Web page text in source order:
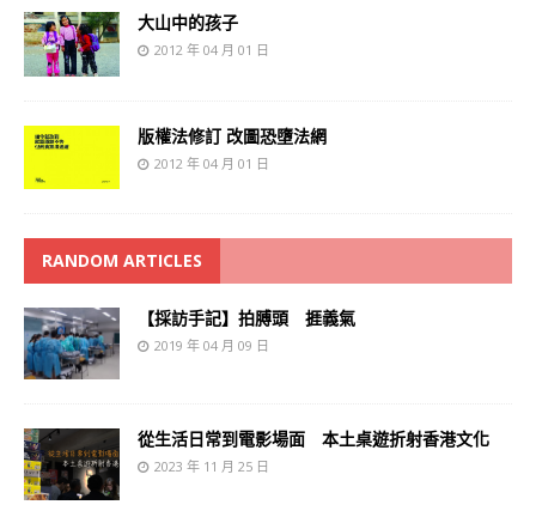
大山中的孩子
2012 年 04 月 01 日
版權法修訂 改圖恐墮法網
2012 年 04 月 01 日
RANDOM ARTICLES
【採訪手記】拍膊頭 捱義氣
2019 年 04 月 09 日
從生活日常到電影場面 本土桌遊折射香港文化
2023 年 11 月 25 日